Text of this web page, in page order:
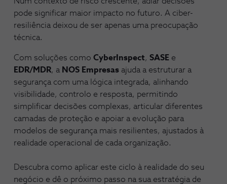
pode significar maior impacto no futuro. A ciber-
resiliência deixou de ser apenas uma preocupação
técnica.
Com soluções como CyberInspect, SASE e
EDR/MDR, a NOS Empresas ajuda a estruturar a
segurança com uma lógica integrada, alinhando
visibilidade, controlo e resposta, permitindo
simplificar decisões complexas, articular diferentes
camadas de proteção e apoiar a evolução para
modelos de segurança mais resilientes, ajustados à
realidade operacional de cada organização.
Descubra como aplicar este ciclo à realidade do seu
negócio e dê o próximo passo na sua estratégia de